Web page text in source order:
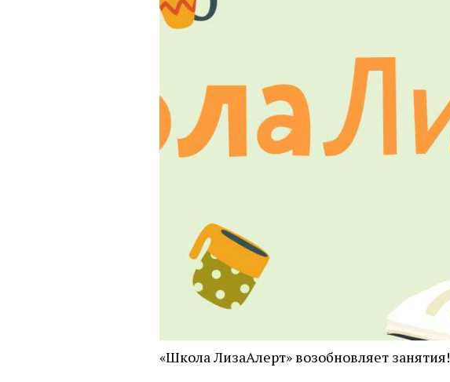
«Школа ЛизаАлерт» возобновляет занятия!